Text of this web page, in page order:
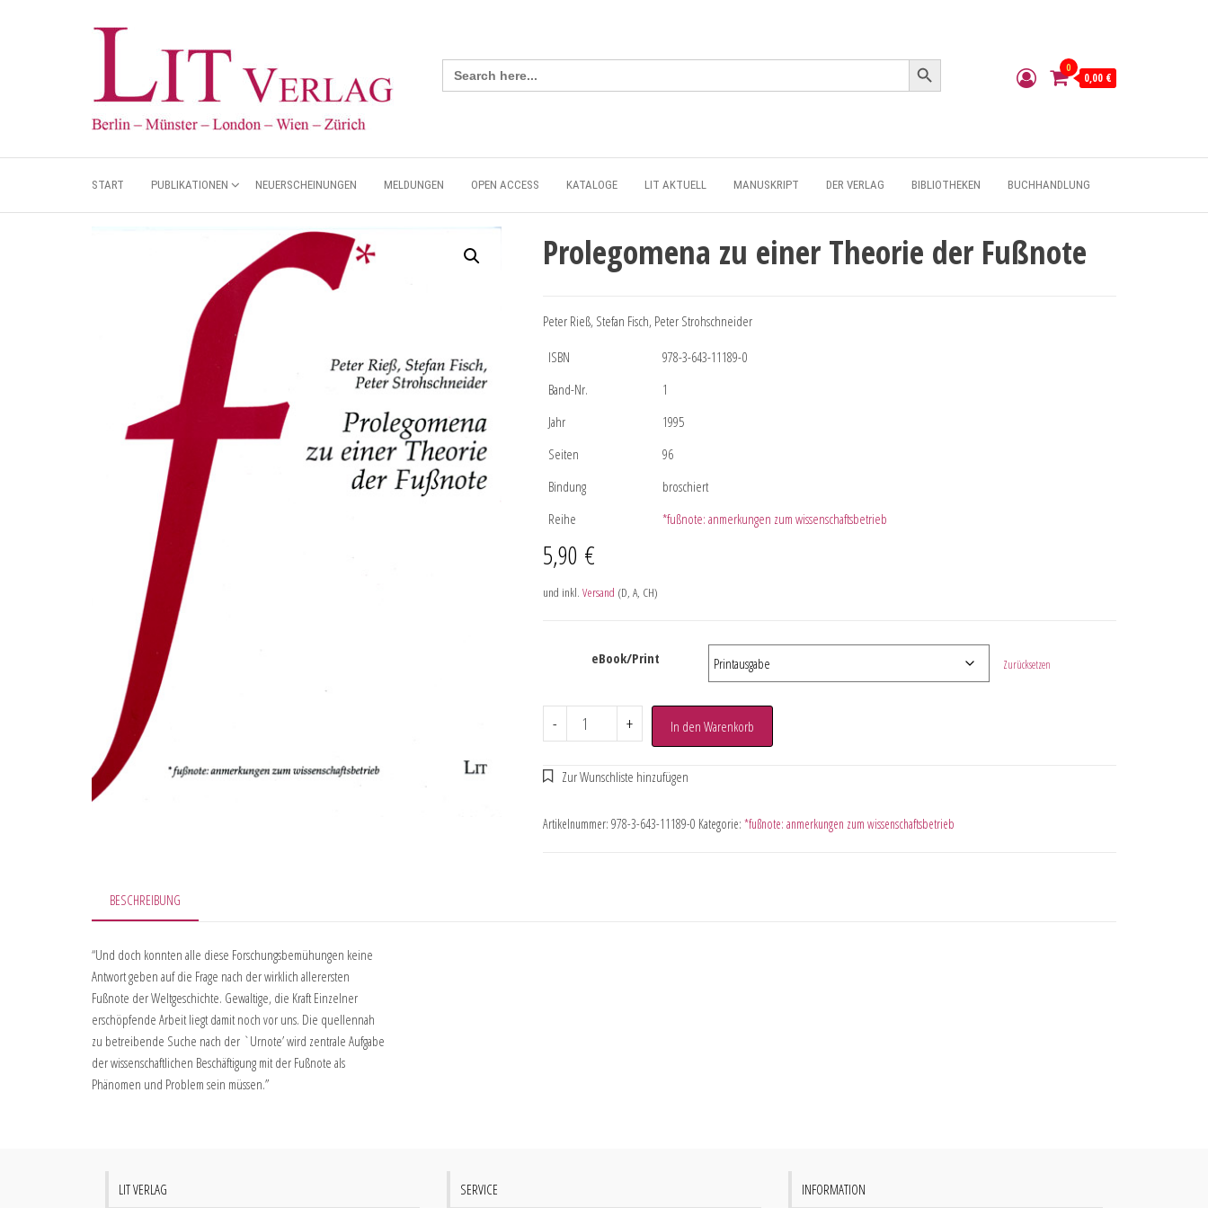
Search
for:
Search Button
0
0,00 €
START PUBLIKATIONEN NEUERSCHEINUNGEN MELDUNGEN OPEN ACCESS KATALOGE LIT AKTUELL MANUSKRIPT DER VERLAG BIBLIOTHEKEN BUCHHANDLUNG
Prolegomena zu einer Theorie der Fußnote
Peter Rieß, Stefan Fisch, Peter Strohschneider
ISBN
978-3-643-11189-0
Band-Nr.
1
Jahr
1995
Seiten
96
Bindung
broschiert
Reihe
*fußnote: anmerkungen zum wissenschaftsbetrieb
5,90 €
und inkl. Versand (D, A, CH)
eBook/Print Zurücksetzen
- + In den Warenkorb
Artikelnummer: 978-3-643-11189-0 Kategorie: *fußnote: anmerkungen zum wissenschaftsbetrieb
BESCHREIBUNG
“Und doch konnten alle diese Forschungsbemühungen keine
Antwort geben auf die Frage nach der wirklich allerersten
Fußnote der Weltgeschichte. Gewaltige, die Kraft Einzelner
erschöpfende Arbeit liegt damit noch vor uns. Die quellennah
zu betreibende Suche nach der `Urnote’ wird zentrale Aufgabe
der wissenschaftlichen Beschäftigung mit der Fußnote als
Phänomen und Problem sein müssen.”
LIT VERLAG SERVICE INFORMATION